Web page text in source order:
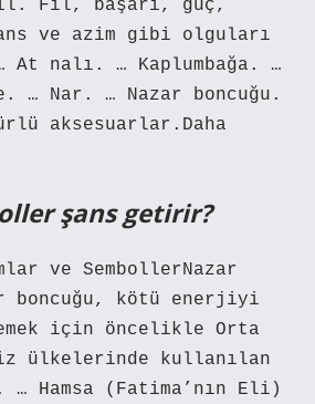
Fil, başarı, güç,
ve azim gibi olguları
nalı. … Kaplumbağa. …
… Nar. … Nazar boncuğu.
aksesuarlar.Daha
şans getirir?
ve SembollerNazar
boncuğu, kötü enerjiyi
için öncelikle Orta
ülkelerinde kullanılan
Hamsa (Fatima’nın Eli)